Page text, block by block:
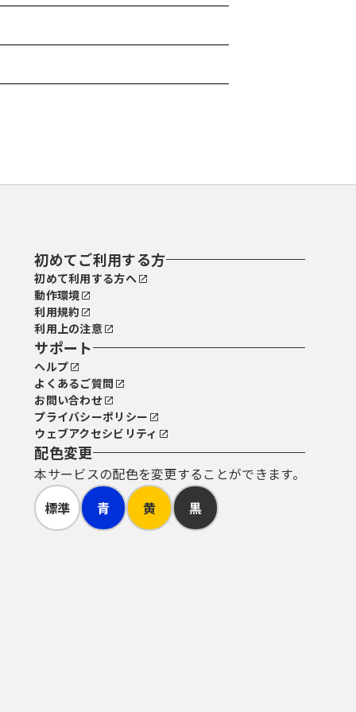
初めてご利用する方
初めて利用する方へ
動作環境
利用規約
利用上の注意
サポート
ヘルプ
よくあるご質問
お問い合わせ
プライバシーポリシー
ウェブアクセシビリティ
配色変更
本サービスの配色を変更することができます。
標準
青 黄 黒